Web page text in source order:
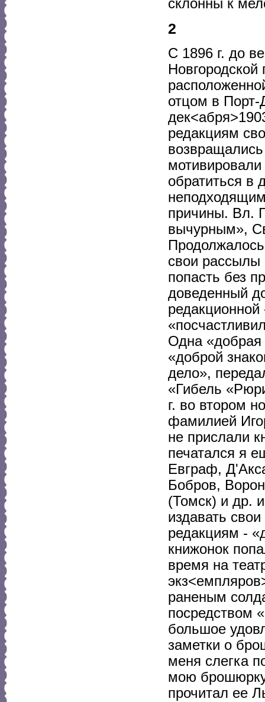
склонны к
2
С 1896 г. до
отцом в Порт-
редакциям
мотивировали
обратиться в
причины. Вл.
вычурным»,
свои рассылы
попасть без
доведенный
Одна
«доброй
дело»,
«Гибель
г. во втором
фамилией
не прислали
печатался я
Евграф,
Бобров,
(Томск) и др.
издавать
редакциям -
книжонок
время на
раненым
посредством
большое
заметки о
меня слегка
мою
прочитал ее